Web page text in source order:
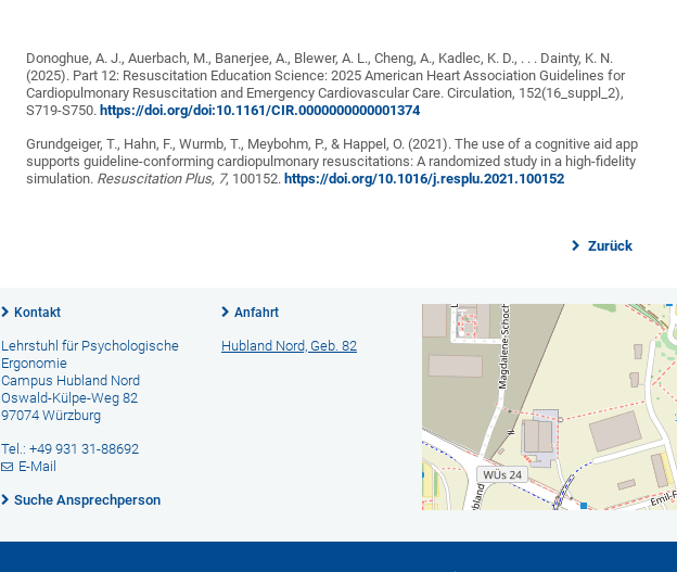
Donoghue, A. J., Auerbach, M., Banerjee, A., Blewer, A. L., Cheng, A., Kadlec, K. D., . . . Dainty, K. N.
(2025). Part 12: Resuscitation Education Science: 2025 American Heart Association Guidelines for
Cardiopulmonary Resuscitation and Emergency Cardiovascular Care. Circulation, 152(16_suppl_2),
S719-S750.https://doi.org/doi:10.1161/CIR.0000000000001374
Grundgeiger, T., Hahn, F., Wurmb, T., Meybohm, P., & Happel, O. (2021). The use of a cognitive aid app
supports guideline-conforming cardiopulmonary resuscitations: A randomized study in a high-fidelity
simulation. Resuscitation Plus, 7, 100152.https://doi.org/10.1016/j.resplu.2021.100152
Zurück
Kontakt
Lehrstuhl für Psychologische
Ergonomie
Campus Hubland Nord
Oswald-Külpe-Weg 82
97074 Würzburg
Tel.: +49 931 31-88692
E-Mail
Suche Ansprechperson
Anfahrt
Hubland Nord, Geb. 82